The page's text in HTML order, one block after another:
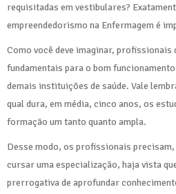
requisitadas em vestibulares?
empreendedorismo na Enfermagem é
Como você deve imaginar, profissionais
fundamentais para o bom
demais instituições de saúde. Vale
qual dura, em média, cinco anos, os
formação um tanto quanto ampla.
Desse modo, os profissionais
cursar uma especialização, haja vista
prerrogativa de aprofundar